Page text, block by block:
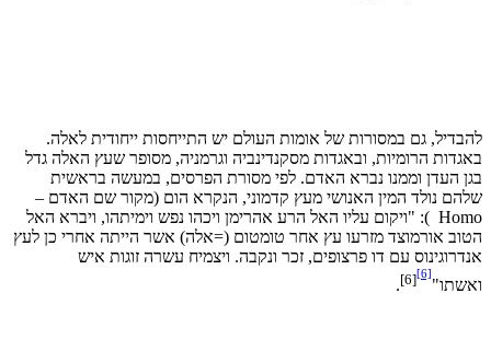
גם במסורות של אומות העולם יש התייחסות ייחודית לאלה.
הרומיות, ובאגדות מסקנדינביה וגרמניה, מסופר שעץ האלה גדל
העדן וממנו נברא האדם. לפי מסורת הפרסים, במעשה בראשית
נולד המין האנושי מעץ קדמוני, הנקרא הום (מקור שם האדם –
): "ויקום עליו האל הרע אהרימן ויכהו נפש וימיתהו, ויברא האל
אורמוצד מזרעו עץ אחר טומטום (=אלה) אשר הייתה אחרי כן לעץ
עם דו פרצופים, זכר ונקבה. ויצמיח עשרה זוגות איש
[6]
.